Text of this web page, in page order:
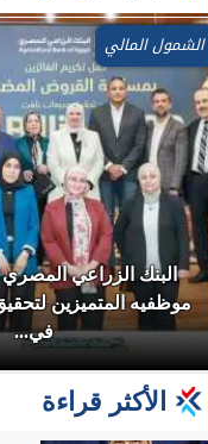
الشمول المالي
البنك الزراعي
موظفيه المتميزين
في...
الأكثر قراءة